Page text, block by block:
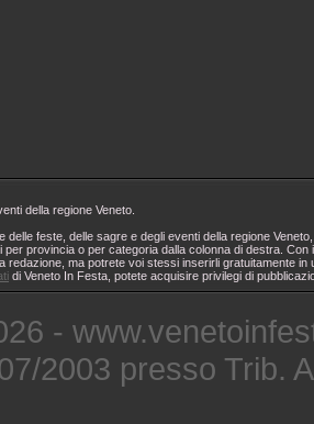
della regione Veneto.
delle feste, delle sagre e degli eventi della regione
per provincia o per categoria dalla colonna di destra.
redazione, ma potrete voi stessi inserirli gratuitamente
di Veneto In Festa, potete acquisire privilegi di
-
2003 presso Trib.